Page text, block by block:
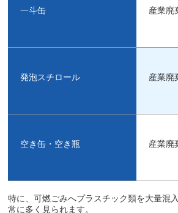
一斗缶 産業廃
発泡スチロール 産業廃
空き缶・空き瓶 産業廃
特に、可燃ごみへプラスチック類を大量混
常に多く見られます。